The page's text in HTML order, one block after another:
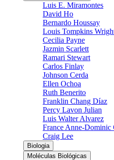
Luis E. Miramontes
David Ho
Bernardo Houssay
Louis Tompkins
Cecilia Payne
Jazmin Scarlett
Ramari Stewart
Carlos Finlay
Johnson Cerda
Ellen Ochoa
Ruth Benerito
Franklin Chang Díaz
Percy Lavon Julian
Luis Walter Alvarez
France Anne-Dominic
Craig Lee
Biologia
Moléculas Biológicas